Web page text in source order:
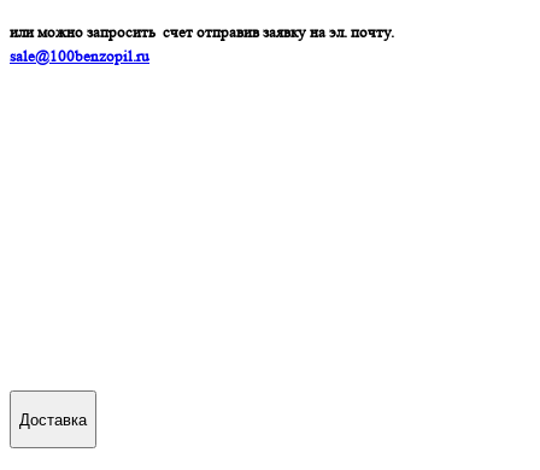
или можно запросить счет отправив заявку на эл. почту.
sale@100benzopil.ru
Доставка